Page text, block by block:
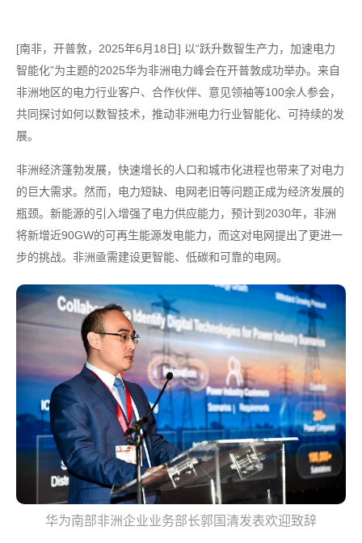
[南非，开普敦，2025年6月18日] 以“跃升数智生产力，加速电力
智能化”为主题的2025华为非洲电力峰会在开普敦成功举办。来自
非洲地区的电力行业客户、合作伙伴、意见领袖等100余人参会，
共同探讨如何以数智技术，推动非洲电力行业智能化、可持续的发
展。
非洲经济蓬勃发展，快速增长的人口和城市化进程也带来了对电力
的巨大需求。然而，电力短缺、电网老旧等问题正成为经济发展的
瓶颈。新能源的引入增强了电力供应能力，预计到2030年，非洲
将新增近90GW的可再生能源发电能力，而这对电网提出了更进一
步的挑战。非洲亟需建设更智能、低碳和可靠的电网。
华为南部非洲企业业务部长郭国清发表欢迎致辞